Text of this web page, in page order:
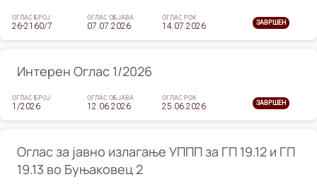
ОГЛАС БРОЈ
26-2160/7
ОГЛАС ОБЈАВА
07.07.2026
ОГЛАС РОК
14.07.2026 ЗАВРШЕН
Интерен Оглас 1/2026
ОГЛАС БРОЈ
1/2026
ОГЛАС ОБЈАВА
12.06.2026
ОГЛАС РОК
25.06.2026 ЗАВРШЕН
Оглас за јавно излагање УППП за ГП 19.12 и ГП
19.13 во Буњаковец 2